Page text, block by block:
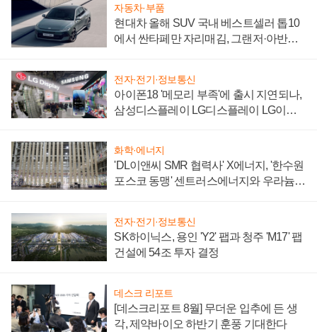
자동차·부품
현대차 올해 SUV 국내 베스트셀러 톱10
에서 싼타페만 자리매김, 그랜저·아반떼
전자·전기·정보통신
아이폰18 '메모리 부족'에 출시 지연되나,
삼성디스플레이 LG디스플레이 LG이노
화학·에너지
'DL이앤씨 SMR 협력사' X에너지, '한수원
포스코 동맹' 센트러스에너지와 우라늄
전자·전기·정보통신
SK하이닉스, 용인 'Y2' 팹과 청주 'M17' 팹
건설에 54조 투자 결정
데스크 리포트
[데스크리포트 8월] 무더운 입추에 든 생
각, 제약바이오 하반기 훈풍 기대한다